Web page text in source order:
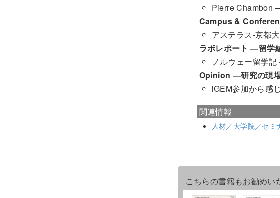
Pierre Chambon
Campus &
アステラス-京都
ラボレポート ―留学
ノルウェー留学
Opinion ―研究の現
iGEM参加から感
関連情報
人材／大学院／セミ
こちらの書籍もお勧めい